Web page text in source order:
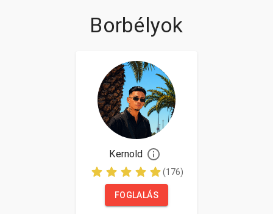
Borbélyok
Kernold
(176)
FOGLALÁS